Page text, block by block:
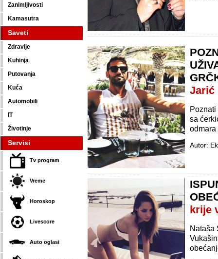
Zanimljivosti
Kamasutra
Saveti
Zdravlje
Kuhinja
Putovanja
Kuća
Automobili
IT
Životinje
Servisi
Tv program
Vreme
Horoskop
Livescore
Auto oglasi
Jarić
Poznati
sa
odmara
Autor:
krije
Nataša